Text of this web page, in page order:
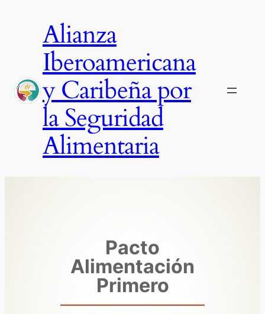
contenidoAlianza
Iberoamericana
y Caribeña por
la Seguridad
Alimentaria
Pacto
Alimentación
Primero